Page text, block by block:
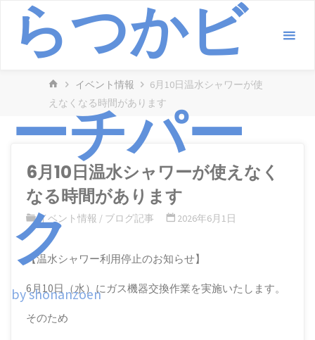
らつかビ
ーチパー
ク
by shonanzoen
ホ
ー
イベント情報
6月10日温水シャワーが使
えなくなる時間があります
6月10日温水シャワーが使えなく
なる時間があります
イベント情報 / ブログ記事 2026年6月1日
【温水シャワー利用停止のお知らせ】
6月10日（水）にガス機器交換作業を実施いたします。
そのため